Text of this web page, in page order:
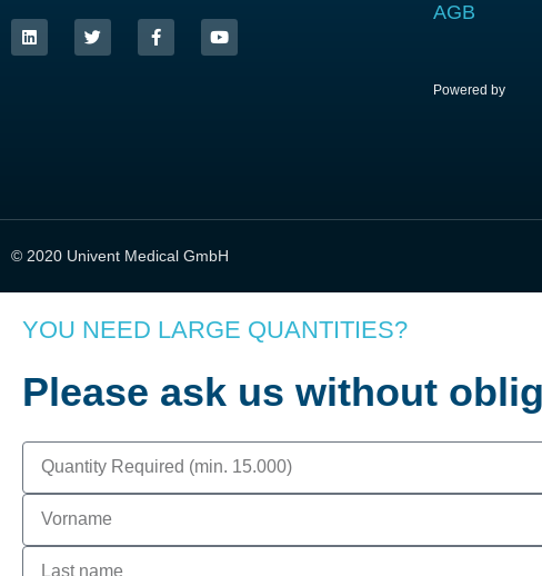
i
n
k
w
i
t
a
c
e
o
u
t
AGB
Powered by
© 2020 Univent Medical GmbH
YOU NEED LARGE QUANTITIES?
Please ask us without
Required
quantity
First
name
Last